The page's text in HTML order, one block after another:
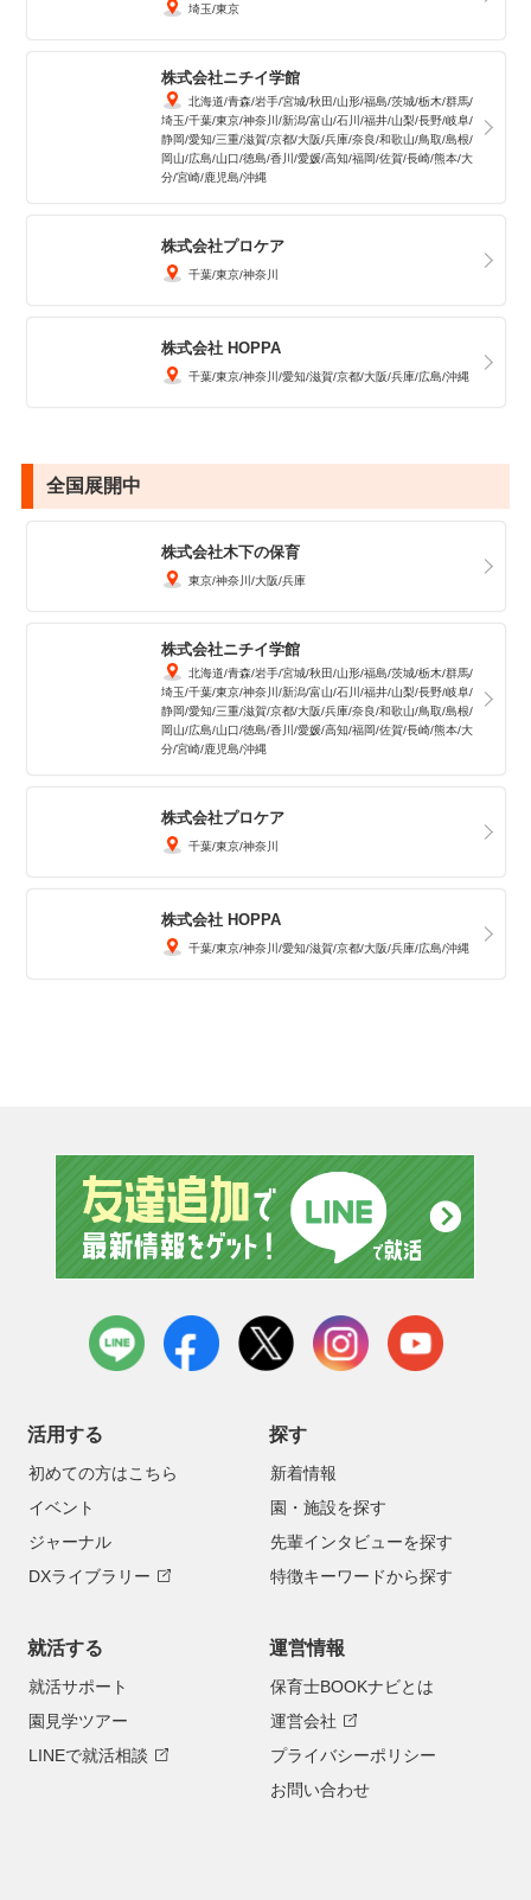
埼玉 東京
株式会社ニチイ学館
北海道 青森 岩手 宮城 秋田 山形 福島 茨城 栃木 群馬
埼玉 千葉 東京 神奈川 新潟 富山 石川 福井 山梨 長野 岐阜
静岡 愛知 三重 滋賀 京都 大阪 兵庫 奈良 和歌山 鳥取 島根
岡山 広島 山口 徳島 香川 愛媛 高知 福岡 佐賀 長崎 熊本 大
分 宮崎 鹿児島 沖縄
株式会社プロケア
千葉 東京 神奈川
株式会社 HOPPA
千葉 東京 神奈川 愛知 滋賀 京都 大阪 兵庫 広島 沖縄
全国展開中
株式会社木下の保育
東京 神奈川 大阪 兵庫
株式会社ニチイ学館
北海道 青森 岩手 宮城 秋田 山形 福島 茨城 栃木 群馬
埼玉 千葉 東京 神奈川 新潟 富山 石川 福井 山梨 長野 岐阜
静岡 愛知 三重 滋賀 京都 大阪 兵庫 奈良 和歌山 鳥取 島根
岡山 広島 山口 徳島 香川 愛媛 高知 福岡 佐賀 長崎 熊本 大
分 宮崎 鹿児島 沖縄
株式会社プロケア
千葉 東京 神奈川
株式会社 HOPPA
千葉 東京 神奈川 愛知 滋賀 京都 大阪 兵庫 広島 沖縄
LINE facebook instagramyoutube
活用する
初めての方はこちら
イベント
ジャーナル
DXライブラリー
探す
新着情報
園・施設を探す
先輩インタビューを探す
特徴キーワードから探す
就活する
就活サポート
園見学ツアー
LINEで就活相談
運営情報
保育士BOOKナビとは
運営会社
プライバシーポリシー
お問い合わせ